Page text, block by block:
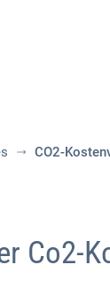
CO2-
Co2-